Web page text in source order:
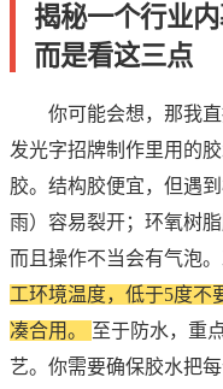
揭秘一个行业
而是看这三点
你可能会想，那我
发光字招牌制作里用的
胶。结构胶便宜，但遇
雨）容易裂开；环氧树
而且操作不当会有气泡
工环境温度，低于5度不
凑合用。
至于防水，重
艺。你需要确保胶水把